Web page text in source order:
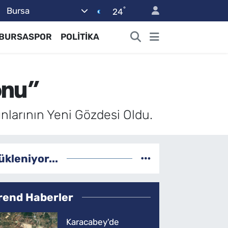
Bursa 24°
POLİTİKA
Yeni Gözdesi Oldu.
Haberler
Karacabey'de